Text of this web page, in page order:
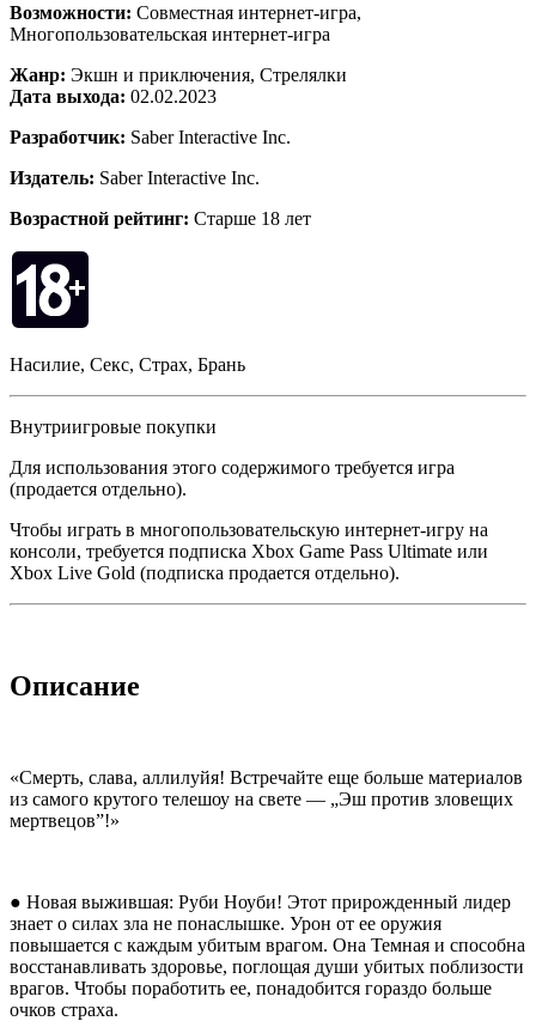
Возможности: Совместная интернет-игра,
Многопользовательская интернет-игра
Жанр: Экшн и приключения, Стрелялки
Дата выхода: 02.02.2023
Разработчик: Saber Interactive Inc.
Издатель: Saber Interactive Inc.
Возрастной рейтинг: Старше 18 лет
Насилие, Секс, Страх, Брань
Внутриигровые покупки
Для использования этого содержимого требуется игра
(продается отдельно).
Чтобы играть в многопользовательскую интернет-игру на
консоли, требуется подписка Xbox Game Pass Ultimate или
Xbox Live Gold (подписка продается отдельно).
Описание
«Смерть, слава, аллилуйя! Встречайте еще больше материалов
из самого крутого телешоу на свете — „Эш против зловещих
мертвецов”!»
● Новая выжившая: Руби Ноуби! Этот прирожденный лидер
знает о силах зла не понаслышке. Урон от ее оружия
повышается с каждым убитым врагом. Она Темная и способна
восстанавливать здоровье, поглощая души убитых поблизости
врагов. Чтобы поработить ее, понадобится гораздо больше
очков страха.